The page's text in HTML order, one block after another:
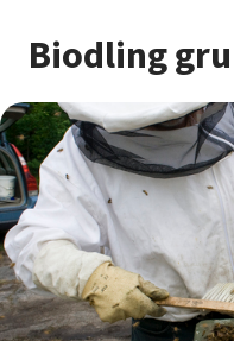
För dig som
Sök kurser och
Om SV
Starta studiecirkel
Cirkelledare
Biodling